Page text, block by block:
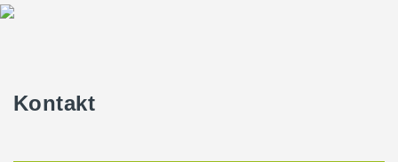
Kontakt